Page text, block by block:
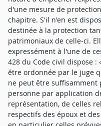
d'une mesure de
chapitre. S'il n'en est
destinée à la protection
patrimoniaux de celle-ci.
expressément à l'une de
428 du Code civil dispose
être ordonnée par le juge
ne peut être suffisamment
personne par application
représentation, de celles
respectifs des époux et